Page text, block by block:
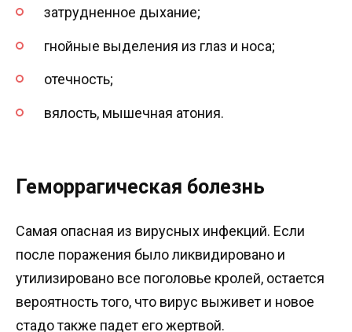
затрудненное дыхание;
гнойные выделения из глаз и носа;
отечность;
вялость, мышечная атония.
Геморрагическая болезнь
Самая опасная из вирусных инфекций. Если
после поражения было ликвидировано и
утилизировано все поголовье кролей, остается
вероятность того, что вирус выживет и новое
стадо также падет его жертвой.